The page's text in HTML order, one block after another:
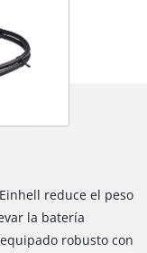
reduce el peso
la batería
robusto con